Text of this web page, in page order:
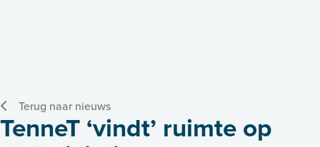
Terug naar nieuws
TenneT ‘vindt’ ruimte op